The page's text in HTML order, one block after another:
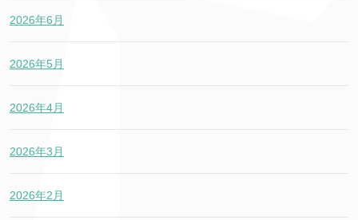
2026年6月
2026年5月
2026年4月
2026年3月
2026年2月